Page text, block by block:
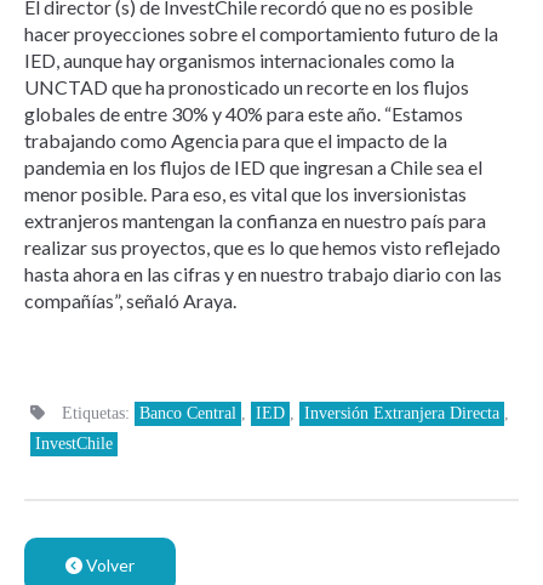
El director (s) de InvestChile recordó que no es posible
hacer proyecciones sobre el comportamiento futuro de la
IED, aunque hay organismos internacionales como la
UNCTAD que ha pronosticado un recorte en los flujos
globales de entre 30% y 40% para este año. “Estamos
trabajando como Agencia para que el impacto de la
pandemia en los flujos de IED que ingresan a Chile sea el
menor posible. Para eso, es vital que los inversionistas
extranjeros mantengan la confianza en nuestro país para
realizar sus proyectos, que es lo que hemos visto reflejado
hasta ahora en las cifras y en nuestro trabajo diario con las
compañías”, señaló Araya.
Etiquetas: Banco Central , IED , Inversión Extranjera Directa ,
InvestChile
Volver